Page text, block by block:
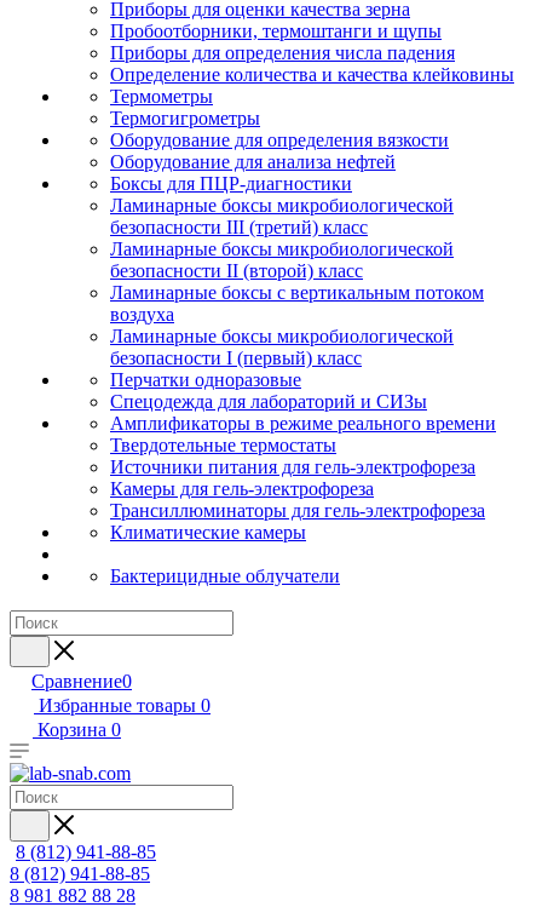
Приборы для оценки качества зерна
Пробоотборники, термоштанги и щупы
Приборы для определения числа падения
Определение количества и качества клейковины
Термометры
Термогигрометры
Оборудование для определения вязкости
Оборудование для анализа нефтей
Боксы для ПЦР-диагностики
Ламинарные боксы микробиологической
безопасности III (третий) класс
Ламинарные боксы микробиологической
безопасности II (второй) класс
Ламинарные боксы с вертикальным потоком
воздуха
Ламинарные боксы микробиологической
безопасности I (первый) класс
Перчатки одноразовые
Спецодежда для лабораторий и СИЗы
Амплификаторы в режиме реального времени
Твердотельные термостаты
Источники питания для гель-электрофореза
Камеры для гель-электрофореза
Трансиллюминаторы для гель-электрофореза
Климатические камеры
Бактерицидные облучатели
Сравнение0
Избранные товары 0
Корзина 0
8 (812) 941-88-85
8 (812) 941-88-85
8 981 882 88 28